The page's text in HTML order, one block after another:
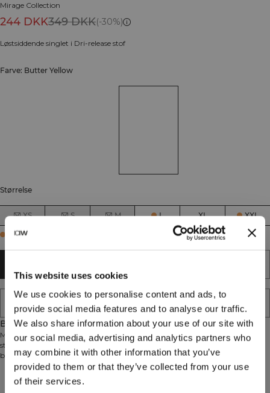
This website uses cookies
We use cookies to personalise content and ads, to
provide social media features and to analyse our traffic.
We also share information about your use of our site with
our social media, advertising and analytics partners who
may combine it with other information that you’ve
provided to them or that they’ve collected from your use
of their services.
Mirage Collection
244 DKK349 DKK(-30%)
Løstsiddende singlet i Dri-release stof
Farve: Butter Yellow
Størrelse
XS S M L XL XXL
Few in stock
TILFØJ TIL ØNSKESKYEN
Beskrivelse
Mirage Cropped Singlet er en løstsiddende træningstop lavet af Dri-release
stof, der hjælper dig med at holde dig tør og komfortabel. Den unikke
blanding af fibre absorberer og flytter fugt over et større overfladeareal,
hvilket gør stoffet i stand til at tørre hurtigt selv under intense træningspas.
81% Polyester, 14% Bomuld, 5% Spandex
Technical Aspects